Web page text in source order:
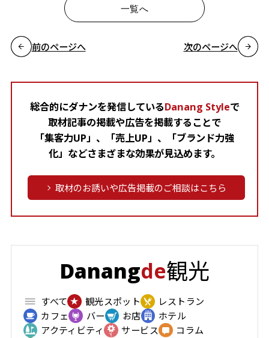
前のページへ
一覧へ
次のページへ
総合的にダナンを発信しているDanang Styleで
取材記事の掲載や広告を掲載することで
「集客力UP」、「売上UP」、「ブランド力強
化」などさまざまな効果が見込めます。
取材のお誘いや広告掲載のご相談はこちら
Danangde観光
すべて 観光スポット
レストラン
カフェ
バー お店
ホテル
アクティビティ
サービス
コラム